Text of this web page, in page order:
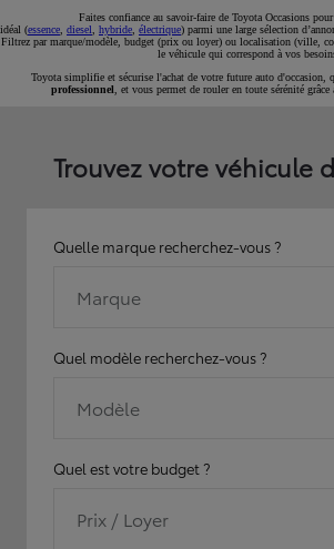
Faites confiance au savoir-faire de Toyota Occasions
idéal (essence diesel hybride électrique) parmi une large sélection
Filtrez par marque/modèle, budget (prix ou loyer) ou localisation (ville,
le véhicule qui correspond à vos
Toyota simplifie et sécurise l'achat de votre future auto d'occasion,
professionnel , et vous permet de rouler en toute sérénité grâce
Trouvez votre véhicule
Quelle marque recherchez-vous ?
Marque
Quel modèle recherchez-vous ?
Modèle
Quel est votre budget ?
Prix / Loyer